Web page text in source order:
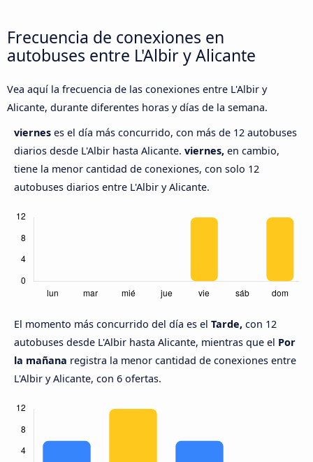
Frecuencia de conexiones en
autobuses entre L'Albir y Alicante
Vea aquí la frecuencia de las conexiones entre L'Albir y
Alicante, durante diferentes horas y días de la semana.
viernes es el día más concurrido, con más de 12 autobuses
diarios desde L'Albir hasta Alicante. viernes, en cambio,
tiene la menor cantidad de conexiones, con solo 12
autobuses diarios entre L'Albir y Alicante.
El momento más concurrido del día es el Tarde, con 12
autobuses desde L'Albir hasta Alicante, mientras que el Por
la mañana registra la menor cantidad de conexiones entre
L'Albir y Alicante, con 6 ofertas.